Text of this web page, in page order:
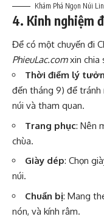
Khám Phá Ngọn Núi
4. Kinh nghiệm
Để có một chuyến đi
PhieuLac.comxin chia
Thời điểm lý
đến tháng 9) để
núi và tham quan.
Trang phục: Nên
chùa.
Giày dép: Chọn
núi.
Chuẩn bị: Mang
nón, và kính râm.